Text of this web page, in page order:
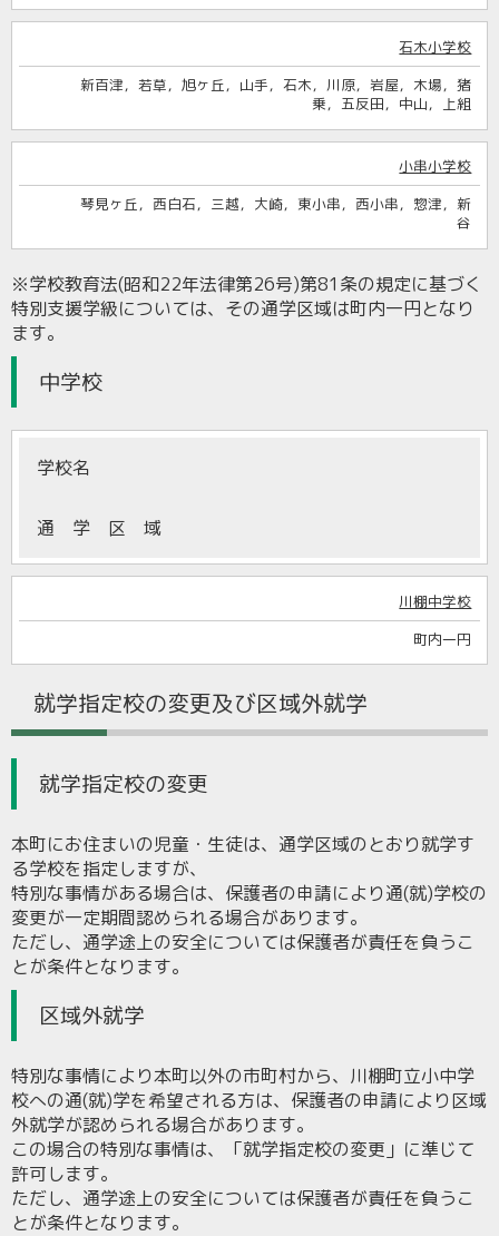
石木小学校
新百津，若草，旭ヶ丘，山手，石木，川原，岩屋，木場，猪
乗，五反田，中山，上組
小串小学校
琴見ヶ丘，西白石，三越，大崎，東小串，西小串，惣津，新
谷
※学校教育法(昭和22年法律第26号)第81条の規定に基づく
特別支援学級については、その通学区域は町内一円となり
ます。
中学校
学校名
通 学 区 域
川棚中学校
町内一円
就学指定校の変更及び区域外就学
就学指定校の変更
本町にお住まいの児童・生徒は、通学区域のとおり就学す
る学校を指定しますが、
特別な事情がある場合は、保護者の申請により通(就)学校の
変更が一定期間認められる場合があります。
ただし、通学途上の安全については保護者が責任を負うこ
とが条件となります。
区域外就学
特別な事情により本町以外の市町村から、川棚町立小中学
校への通(就)学を希望される方は、保護者の申請により区域
外就学が認められる場合があります。
この場合の特別な事情は、「就学指定校の変更」に準じて
許可します。
ただし、通学途上の安全については保護者が責任を負うこ
とが条件となります。